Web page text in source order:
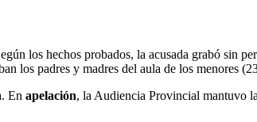
los hechos probados, la acusada grabó sin
los padres y madres del aula de los menores
En apelación, la Audiencia Provincial mantuvo